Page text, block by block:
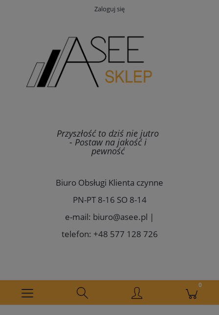
Zaloguj się
Przyszłość to dziś nie jutro
- Postaw na jakość i
pewność
Biuro Obsługi Klienta czynne
PN-PT 8-16 SO 8-14
e-mail: biuro@asee.pl |
telefon: +48 577 128 726